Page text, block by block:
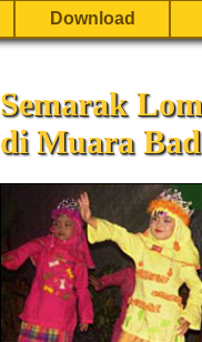
Download
Semarak
di Muara